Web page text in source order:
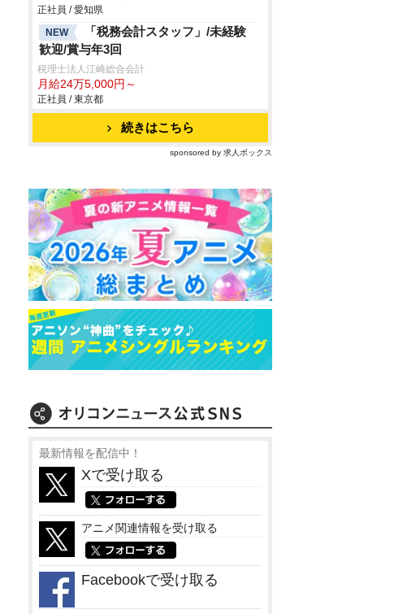
正社員 / 愛知県
NEW
「税務会計スタッフ」/未経験
歓迎/賞与年3回
税理士法人江崎総合会計
月給24万5,000円～
正社員 / 東京都
続きはこちら
sponsored by 求人ボックス
最新情報を配信中！
Xで受け取る
アニメ関連情報を受け取る
Facebookで受け取る